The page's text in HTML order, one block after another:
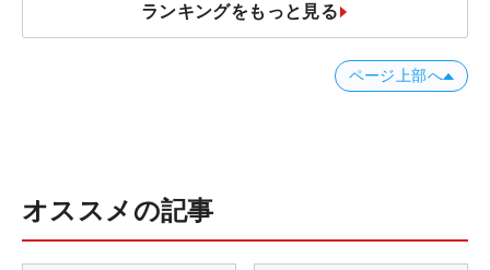
ランキングをもっと見る
ページ上部へ
オススメの記事